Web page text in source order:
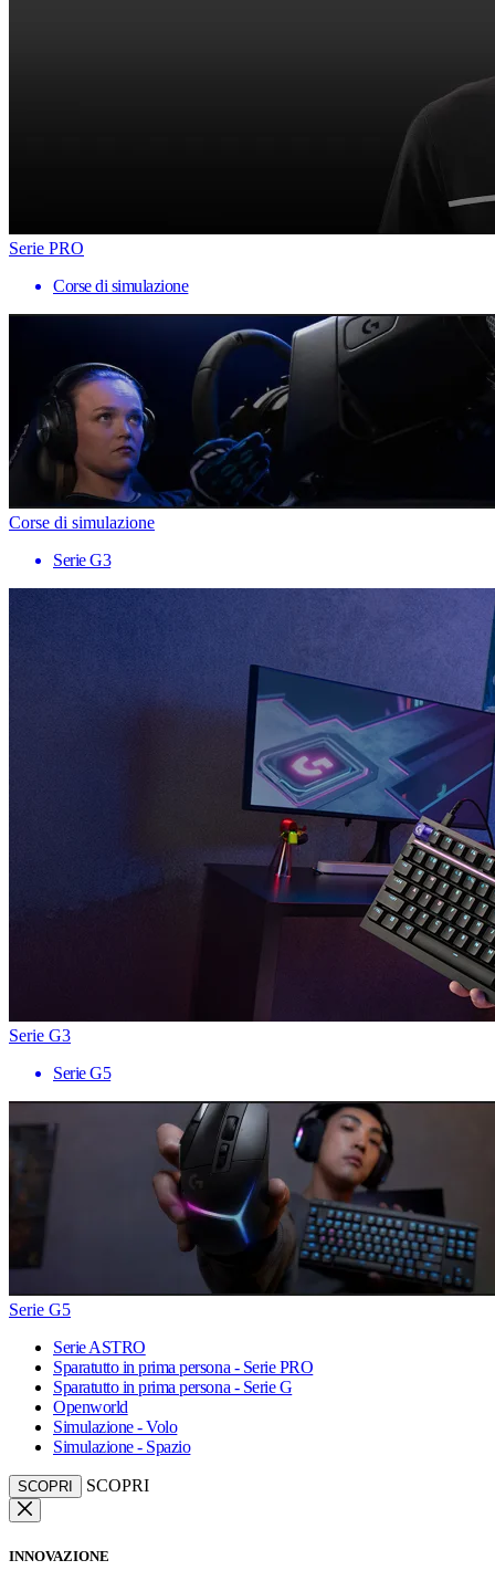
Serie PRO
Corse di simulazione
Corse di simulazione
Serie G3
Serie G3
Serie G5
Serie G5
Serie ASTRO
Sparatutto in prima persona - Serie PRO
Sparatutto in prima persona - Serie G
Openworld
Simulazione - Volo
Simulazione - Spazio
SCOPRI SCOPRI
INNOVAZIONE